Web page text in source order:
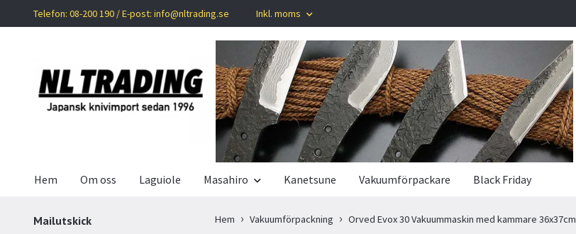
Telefon: 08-200 190 / E-post: info@nltrading.se Inkl. moms
Hem Om oss Laguiole Masahiro Kanetsune Vakuumförpackare Black Friday
Mailutskick
Hem Vakuumförpackning Orved Evox 30 Vakuummaskin med kammare 36x37cm